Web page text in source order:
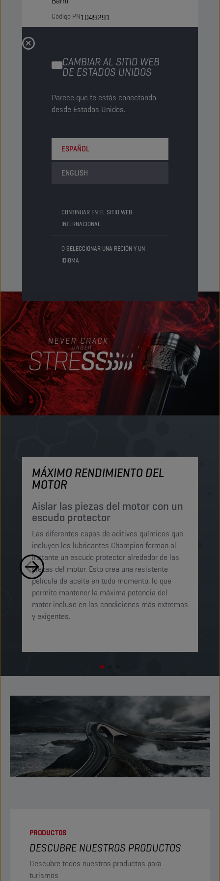
CAMBIAR AL SITIO WEB
DE ESTADOS UNIDOS
Parece que te estás conectando
desde Estados Unidos.
ESPAÑOL
ENGLISH
CONTINUAR EN EL SITIO WEB
INTERNACIONAL
O SELECCIONAR UNA REGIÓN Y UN
IDIOMA
Código PN1049291
Paquetes/Palé4
Bulk LT
Cisterna
Código PN1051776
5413048250828
Paquetes/Palé0
Status NORMAL
MÁXIMO RENDIMIENTO DEL
MOTOR
Aislar las piezas del motor con un
escudo protector
Las diferentes capas de aditivos químicos que
incluyen los lubricantes Champion forman al
instante un escudo protector alrededor de las
piezas del motor. Esto crea una resistente
película de aceite en todo momento, lo que
permite mantener la máxima potencia del
motor incluso en las condiciones más extremas
y exigentes.
PRODUCTOS
DESCUBRE NUESTROS PRODUCTOS
Descubre todos nuestros productos para
turismos